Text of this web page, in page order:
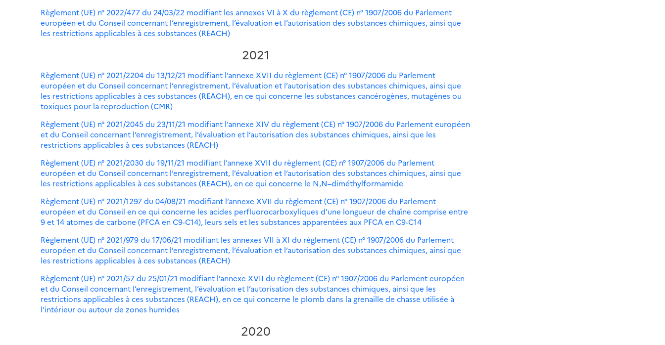
Règlement (UE) n° 2022/477 du 24/03/22 modifiant les annexes VI à X du règlement (CE) n° 1907/2006 du Parlement
européen et du Conseil concernant l’enregistrement, l’évaluation et l’autorisation des substances chimiques, ainsi que
les restrictions applicables à ces substances (REACH)
2021
Règlement (UE) n° 2021/2204 du 13/12/21 modifiant l’annexe XVII du règlement (CE) n° 1907/2006 du Parlement
européen et du Conseil concernant l’enregistrement, l’évaluation et l’autorisation des substances chimiques, ainsi que
les restrictions applicables à ces substances (REACH), en ce qui concerne les substances cancérogènes, mutagènes ou
toxiques pour la reproduction (CMR)
Règlement (UE) n° 2021/2045 du 23/11/21 modifiant l’annexe XIV du règlement (CE) n° 1907/2006 du Parlement européen
et du Conseil concernant l’enregistrement, l’évaluation et l’autorisation des substances chimiques, ainsi que les
restrictions applicables à ces substances (REACH)
Règlement (UE) n° 2021/2030 du 19/11/21 modifiant l’annexe XVII du règlement (CE) n° 1907/2006 du Parlement
européen et du Conseil concernant l’enregistrement, l’évaluation et l’autorisation des substances chimiques, ainsi que
les restrictions applicables à ces substances (REACH), en ce qui concerne le N,N–diméthylformamide
Règlement (UE) n° 2021/1297 du 04/08/21 modifiant l’annexe XVII du règlement (CE) n° 1907/2006 du Parlement
européen et du Conseil en ce qui concerne les acides perfluorocarboxyliques d’une longueur de chaîne comprise entre
9 et 14 atomes de carbone (PFCA en C9-C14), leurs sels et les substances apparentées aux PFCA en C9-C14
Règlement (UE) n° 2021/979 du 17/06/21 modifiant les annexes VII à XI du règlement (CE) n° 1907/2006 du Parlement
européen et du Conseil concernant l’enregistrement, l’évaluation et l’autorisation des substances chimiques, ainsi que
les restrictions applicables à ces substances (REACH)
Règlement (UE) n° 2021/57 du 25/01/21 modifiant l’annexe XVII du règlement (CE) n° 1907/2006 du Parlement européen
et du Conseil concernant l’enregistrement, l’évaluation et l’autorisation des substances chimiques, ainsi que les
restrictions applicables à ces substances (REACH), en ce qui concerne le plomb dans la grenaille de chasse utilisée à
l’intérieur ou autour de zones humides
2020